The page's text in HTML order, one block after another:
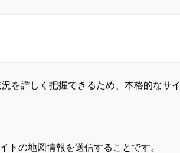
を詳しく把握できるため、本格的なサイ
トの地図情報を送信することです。